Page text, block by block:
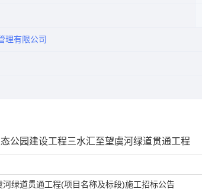
理有限公司
公园建设工程三水汇至望虞河绿道贯通工程
绿道贯通工程(项目名称及标段)施工招标公告